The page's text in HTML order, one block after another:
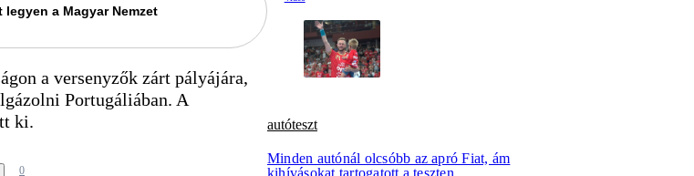
a Magyar Nemzet
a versenyzők zárt pályájára,
Portugáliában. A
ki.
0
autóteszt
Minden autónál olcsóbb az apró Fiat, ám